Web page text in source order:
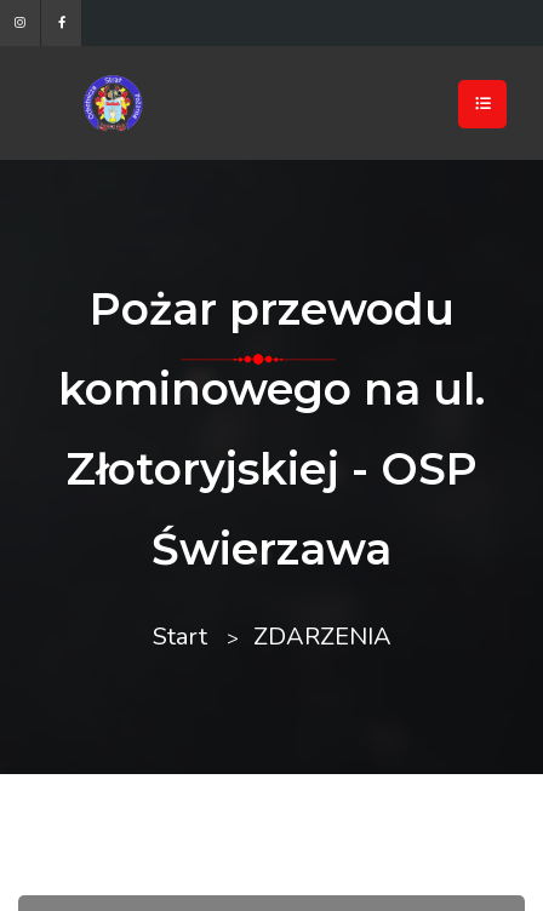
Pożar przewodu
kominowego na ul.
Złotoryjskiej - OSP
Świerzawa
Start ZDARZENIA